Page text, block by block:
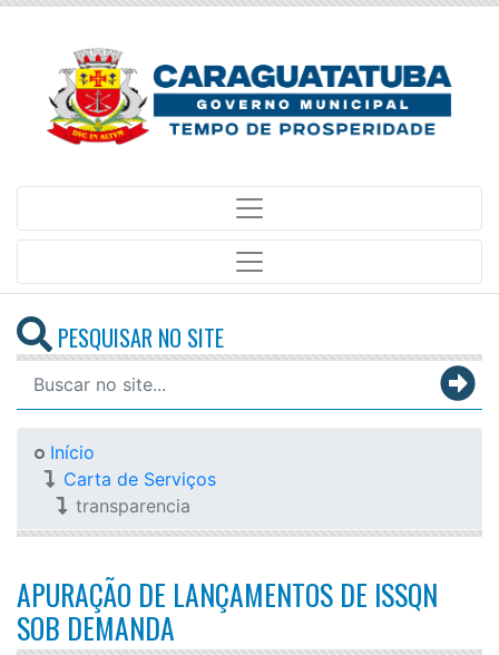
PESQUISAR NO SITE
Início
Carta de Serviços
transparencia
APURAÇÃO DE LANÇAMENTOS DE ISSQN
SOB DEMANDA